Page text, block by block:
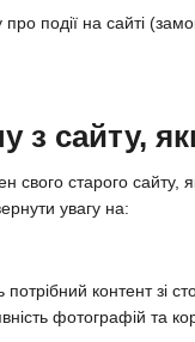
події на сайті
з сайту,
старого сайту,
увагу на:
контент зі
фотографій та